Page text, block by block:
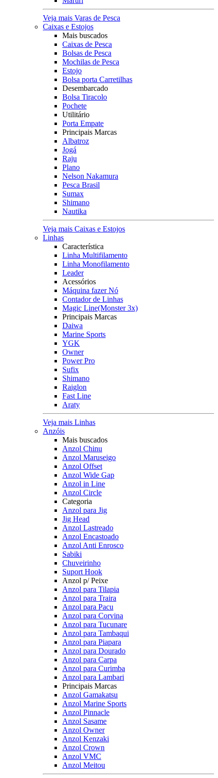
Veja mais Varas de Pesca
Caixas e Estojos
Mais buscados
Caixas de Pesca
Bolsas de Pesca
Mochilas de Pesca
Estojo
Bolsa porta Carretilhas
Desembarcado
Bolsa Tiracolo
Pochete
Utilitário
Porta Empate
Principais Marcas
Albatroz
Jogá
Raju
Plano
Nelson Nakamura
Pesca Brasil
Sumax
Shimano
Nautika
Veja mais Caixas e Estojos
Linhas
Característica
Linha Multifilamento
Linha Monofilamento
Leader
Acessórios
Máquina fazer Nó
Contador de Linhas
Magic Line(Monster 3x)
Principais Marcas
Daiwa
Marine Sports
YGK
Owner
Power Pro
Sufix
Shimano
Raiglon
Fast Line
Araty
Veja mais Linhas
Anzóis
Mais buscados
Anzol Chinu
Anzol Maruseigo
Anzol Offset
Anzol Wide Gap
Anzol in Line
Anzol Circle
Categoria
Anzol para Jig
Jig Head
Anzol Lastreado
Anzol Encastoado
Anzol Anti Enrosco
Sabiki
Chuveirinho
Suport Hook
Anzol p/ Peixe
Anzol para Tilapia
Anzol para Traira
Anzol para Pacu
Anzol para Corvina
Anzol para Tucunare
Anzol para Tambaqui
Anzol para Piapara
Anzol para Dourado
Anzol para Carpa
Anzol para Curimba
Anzol para Lambari
Principais Marcas
Anzol Gamakatsu
Anzol Marine Sports
Anzol Pinnacle
Anzol Sasame
Anzol Owner
Anzol Kenzaki
Anzol Crown
Anzol VMC
Anzol Meitou